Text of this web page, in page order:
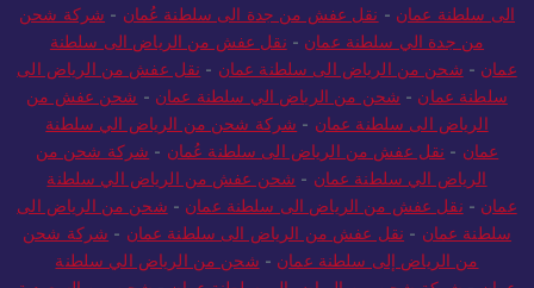
الى سلطنة عمان - نقل عفش من جدة الى سلطنة عُمان - شركة شحن
من جدة الي سلطنة عمان - نقل عفش من الرياض الى سلطنة
عمان - شحن من الرياض الى سلطنة عمان - نقل عفش من الرياض الى
سلطنة عمان - شحن من الرياض الي سلطنة عمان - شحن عفش من
الرياض الى سلطنة عمان - شركة شحن من الرياض الي سلطنة
عمان - نقل عفش من الرياض الى سلطنة عُمان - شركة شحن من
الرياض الي سلطنة عمان - شحن عفش من الرياض الي سلطنة
عمان - نقل عفش من الرياض الى سلطنة عمان - شحن من الرياض الى
سلطنة عمان - نقل عفش من الرياض الى سلطنة عمان - شركة شحن
من الرياض إلى سلطنة عمان - شحن من الرياض الي سلطنة